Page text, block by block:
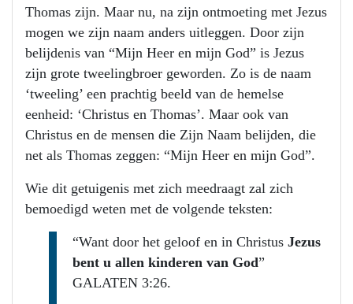
Thomas zijn. Maar nu, na zijn ontmoeting met Jezus
mogen we zijn naam anders uitleggen. Door zijn
belijdenis van “Mijn Heer en mijn God” is Jezus
zijn grote tweelingbroer geworden. Zo is de naam
‘tweeling’ een prachtig beeld van de hemelse
eenheid: ‘Christus en Thomas’. Maar ook van
Christus en de mensen die Zijn Naam belijden, die
net als Thomas zeggen: “Mijn Heer en mijn God”.
Wie dit getuigenis met zich meedraagt zal zich
bemoedigd weten met de volgende teksten:
“Want door het geloof en in Christus Jezus
bent u allen kinderen van God”
GALATEN 3:26.